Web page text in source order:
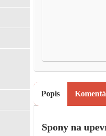
Popis
Spony na